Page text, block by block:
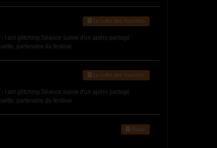
Le collet des fourches
I am glitching Séance suivie d'un apéro partagé
partenaire du festival
Le collet des fourches
I am glitching Séance suivie d'un apéro partagé
partenaire du festival
Rians